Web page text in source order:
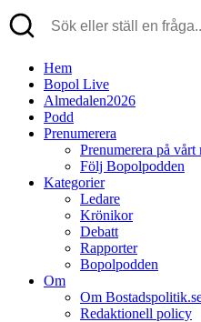
Hem
Bopol Live
Almedalen2026
Podd
Prenumerera
Prenumerera på vårt
Följ Bopolpodden
Kategorier
Ledare
Krönikor
Debatt
Rapporter
Bopolpodden
Om
Om
Redaktionell policy